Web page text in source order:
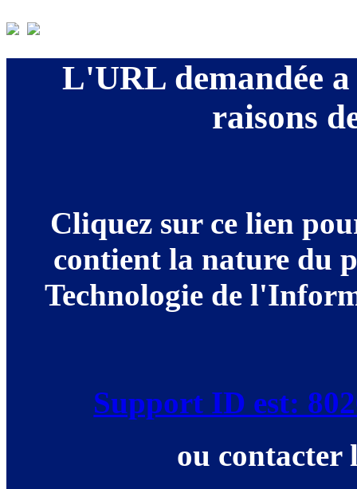
L'URL demandée a
raisons
Cliquez sur ce lien
contient la nature du
Technologie de
Support ID est:
ou contacter